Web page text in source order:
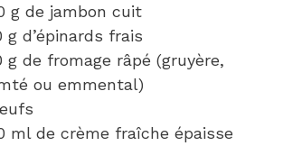
g de jambon cuit
g d’épinards frais
g de fromage râpé (gruyère,
ou emmental)
ml de crème fraîche épaisse